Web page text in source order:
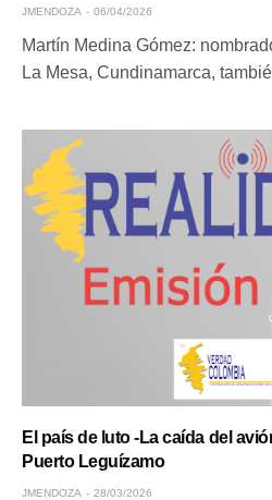
JMENDOZA 06/04/2026
Martín Medina Gómez:
La Mesa, Cundinamarca,
El país de luto -La caída del
Puerto Leguízamo
JMENDOZA 28/03/2026